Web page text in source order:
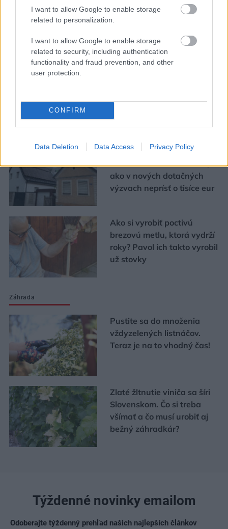
I want to allow Google to enable storage
related to personalization.
I want to allow Google to enable storage
related to security, including authentication
functionality and fraud prevention, and other
user protection.
CONFIRM
Data Deletion Data Access Privacy Policy
ich oprava spolu za 11,4
mil. eur
Strabag: Potichu sme prišli
a potichu odídeme
Urob si sám
Chystáte sa zatepľovať
alebo meniť kotol? Návod,
ako v nových dotačných
výzvach neprísť o tisíce eur
Ako si vyrobiť poctivú
brezovú metlu, ktorá vydrží
roky? Pavol ich takto vyrobil
už stovky
Záhrada
Pustite sa do množenia
vždyzelených listnáčov.
Teraz je na to vhodný čas!
Zlaté žltnutie viniča sa šíri
Slovenskom. Čo si treba
všímať a čo musí urobiť aj
bežný záhradkár?
Týždenné novinky emailom
Odoberajte týždenný prehľad našich najlepších článkov